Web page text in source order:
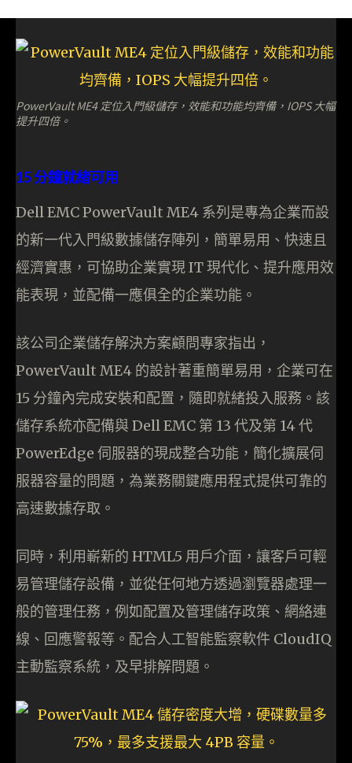
PowerVault ME4 定位入門級儲存，效能和功能均齊備，IOPS 大幅
提升四倍。
15 分鐘就緒可用
Dell EMC PowerVault ME4 系列是專為企業而設
的新一代入門級數據儲存陣列，簡單易用、快速且
經濟實惠，可協助企業實現 IT 現代化、提升應用效
能表現，並配備一應俱全的企業功能。
該公司企業儲存解決方案顧問專家指出，
PowerVault ME4 的設計著重簡單易用，企業可在
15 分鐘內完成安裝和配置，隨即就緒投入服務。該
儲存系統亦配備與 Dell EMC 第 13 代及第 14 代
PowerEdge 伺服器的現成整合功能，簡化擴展伺
服器容量的問題，為業務關鍵應用程式提供可靠的
高速數據存取。
同時，利用嶄新的 HTML5 用戶介面，讓客戶可輕
易管理儲存設備，並從任何地方透過瀏覽器處理一
般的管理任務，例如配置及管理儲存政策、網絡連
線、回應警報等。配合人工智能監察軟件 CloudIQ
主動監察系統，及早排解問題。